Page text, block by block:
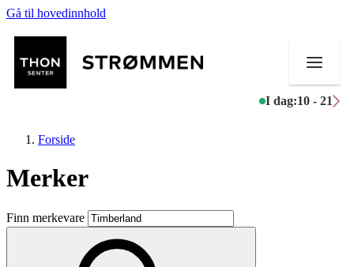
Gå til hovedinnhold
I dag:10 - 21
Butikker
Mat og drikke
Forside
Merker
Finn merkevare